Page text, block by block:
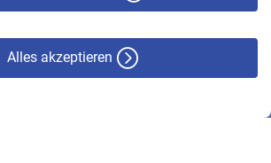
Alles akzeptieren